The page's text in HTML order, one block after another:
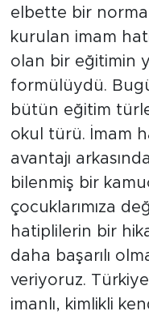
elbette bir
kurulan imam
olan bir eğitimin
formülüydü.
bütün eğitim
okul türü. İmam
avantajı
bilenmiş bir
çocuklarımıza
hatiplilerin bir
daha başarılı
veriyoruz.
imanlı, kimlikli